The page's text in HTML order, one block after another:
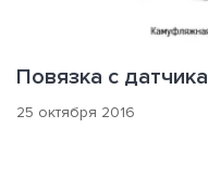
Повязка с
25 октября 2016